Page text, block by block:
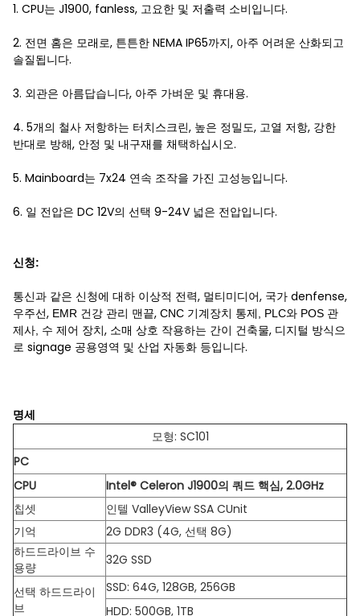
1. CPU는 J1900, fanless, 고요한 및 저출력 소비입니다.
2. 전면 홈은 모래로, 튼튼한 NEMA IP65까지, 아주 어려운 산화되고
솔질됩니다.
3. 외관은 아름답습니다, 아주 가벼운 및 휴대용.
4. 5개의 철사 저항하는 터치스크린, 높은 정밀도, 고열 저항, 강한
반대로 방해, 안정 및 내구재를 채택하십시오.
5. Mainboard는 7x24 연속 조작을 가진 고성능입니다.
6. 일 전압은 DC 12V의 선택 9-24V 넓은 전압입니다.
신청:
통신과 같은 신청에 대하 이상적 전력, 멀티미디어, 국가 denfense,
우주선, EMR 건강 관리 맨끝, CNC 기계장치 통제, PLC와 POS 관
제사, 수 제어 장치, 소매 상호 작용하는 간이 건축물, 디지털 방식으
로 signage 공용영역 및 산업 자동화 등입니다.
명세
모형: SC101
PC
CPU
Intel® Celeron J1900의 쿼드 핵심, 2.0GHz
칩셋
인텔 ValleyView SSA CUnit
기억
2G DDR3 (4G, 선택 8G)
하드드라이브 수
용량
32G SSD
선택 하드드라이
브
SSD: 64G, 128GB, 256GB
HDD: 500GB, 1TB